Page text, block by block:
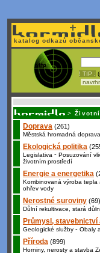
katalog odkazů
! TIP :
>
Doprava (261)
Městská hromadná doprava
Ekologická politika
Legislativa - Posuzování
životním prostředí
Energie a energetika
Kombinovaná výroba tepla
ohřev vody
Nerostné suroviny (69)
Důlní rekultivace, stará
Průmysl, stavebnictví
Geologické služby - Obaly
Příroda (899)
Horniny, nerosty a stavba